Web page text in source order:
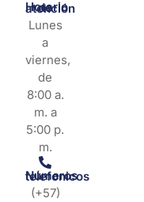
Horario de atención
Lunes
a
viernes,
de
8:00 a.
m. a
5:00 p.
m.
Números telefonicos
(+57)